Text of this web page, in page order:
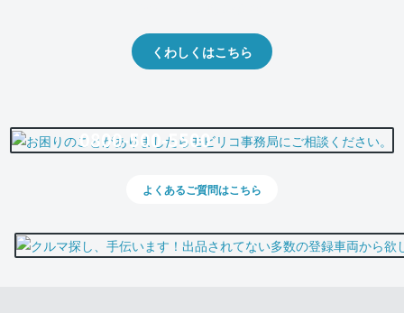
くわしくはこちら
0800-500-5500
よくあるご質問はこちら